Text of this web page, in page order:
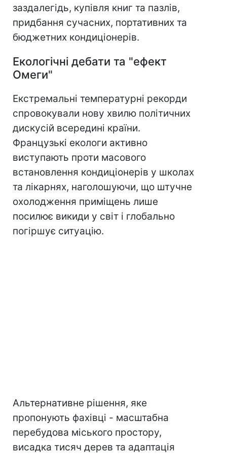
заздалегідь, купівля книг та пазлів,
придбання сучасних, портативних та
бюджетних кондиціонерів.
Екологічні дебати та "ефект
Омеги"
Екстремальні температурні рекорди
спровокували нову хвилю політичних
дискусій всередині країни.
Французькі екологи активно
виступають проти масового
встановлення кондиціонерів у школах
та лікарнях, наголошуючи, що штучне
охолодження приміщень лише
посилює викиди у світ і глобально
погіршує ситуацію.
Альтернативне рішення, яке
пропонують фахівці - масштабна
перебудова міського простору,
висадка тисяч дерев та адаптація